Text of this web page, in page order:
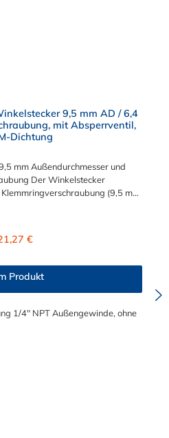
9,5 mm AD / 6,4
mit Absperrventil,
Dichtung
mm Außendurchmesser und
Der Winkelstecker
(9,5 mm
und der Dichtring ist aus
mm. Sie können diesen Stecker
Preis:
€
Produkt